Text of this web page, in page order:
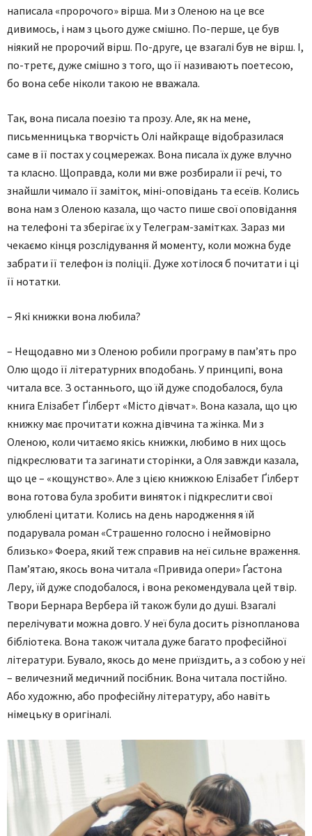
написала «пророчого» вірша. Ми з Оленою на це все
дивимось, і нам з цього дуже смішно. По-перше, це був
ніякий не пророчий вірш. По-друге, це взагалі був не вірш. І,
по-третє, дуже смішно з того, що її називають поетесою,
бо вона себе ніколи такою не вважала.
Так, вона писала поезію та прозу. Але, як на мене,
письменницька творчість Олі найкраще відобразилася
саме в її постах у соцмережах. Вона писала їх дуже влучно
та класно. Щоправда, коли ми вже розбирали її речі, то
знайшли чимало її заміток, міні-оповідань та есеїв. Колись
вона нам з Оленою казала, що часто пише свої оповідання
на телефоні та зберігає їх у Телеграм-замітках. Зараз ми
чекаємо кінця розслідування й моменту, коли можна буде
забрати її телефон із поліції. Дуже хотілося б почитати і ці
її нотатки.
– Які книжки вона любила?
– Нещодавно ми з Оленою робили програму в пам’ять про
Олю щодо її літературних вподобань. У принципі, вона
читала все. З останнього, що їй дуже сподобалося, була
книга Елізабет Ґілберт «Місто дівчат». Вона казала, що цю
книжку має прочитати кожна дівчина та жінка. Ми з
Оленою, коли читаємо якісь книжки, любимо в них щось
підкреслювати та загинати сторінки, а Оля завжди казала,
що це – «кощунство». Але з цією книжкою Елізабет Ґілберт
вона готова була зробити виняток і підкреслити свої
улюблені цитати. Колись на день народження я їй
подарувала роман «Страшенно голосно і неймовірно
близько» Фоера, який теж справив на неї сильне враження.
Пам’ятаю, якось вона читала «Привида опери» Ґастона
Леру, їй дуже сподобалося, і вона рекомендувала цей твір.
Твори Бернара Вербера їй також були до душі. Взагалі
перелічувати можна довго. У неї була досить різнопланова
бібліотека. Вона також читала дуже багато професійної
літератури. Бувало, якось до мене приїздить, а з собою у неї
– величезний медичний посібник. Вона читала постійно.
Або художню, або професійну літературу, або навіть
німецьку в оригіналі.